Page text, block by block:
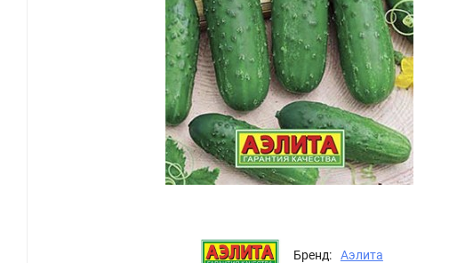
Бренд: Аэлита